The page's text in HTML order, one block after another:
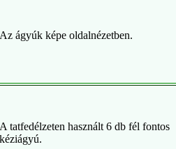
Az ágyúk képe oldalnézetben.
A tatfedélzeten használt 6 db fél fontos
kéziágyú.